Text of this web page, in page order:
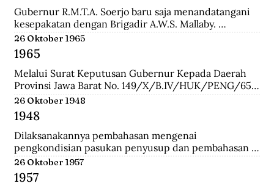
Gubernur R.M.T.A. Soerjo baru saja menandatangani
kesepakatan dengan Brigadir A.W.S. Mallaby.
Pertemuan yang terbilang sukses itu melahirkan
empat kesepakatan: 1. Pihak Inggris (baca:Sekutu)
mengakui keberadaan Republik Indonesia sebatas
distrik Surabaya. 2. Pihak Inggris tidak akan
membawa masuk pasukan Belanda dan tidak ada
pasukan Belanda yang disusupkan pada pasukan
Inggris yang mendarat di Surabaya. 3. Pasukan Inggris
hanya dibolehkan berada pada radius 800 meter dari
pelabuhan. 4. Untuk memperlancar komunikasi
antara pihak Inggris dengan Republik dalam
keseharian, maka dibentuk Biro Kontak
beranggotakan perwakilan dari kedua belah pihak.
26 Oktober 1965
1965
Melalui Surat Keputusan Gubernur Kepada Daerah
Provinsi Jawa Barat No. 149/X/B.IV/HUK/PENG/65,
Mashudi memberhentikan sementara waktu delapan
anggota PKI yang duduk dalam DPRD-GR. Mereka
adalah Suharna Affandi, Abbas Usman, Akhmad
Suganda, Enok Rokhayati, Mustofa, Cece Suryadi,
Sukra Prawira Sentana, dan Suhlan Sujana.
26 Oktober 1948
1948
Dilaksanakannya pembahasan mengenai
pengkondisian pasukan penyusup dan pembahasan
taktik untuk melawan pasukan Negara Pasundan dan
DI/TII.
26 Oktober 1957
1957